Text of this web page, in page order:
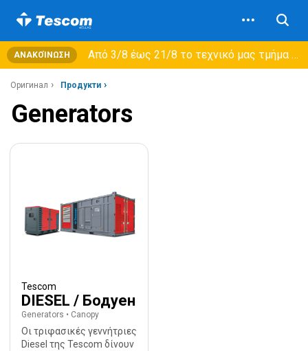
ΑΝΑΚΟΊΝΩΣΗ Από 3/8 έως 21/8 τo τεχνικό μας τμήμα θα εξυπηρετεί μόνο συμβόλαια συντήρησης και όχι νέες παραλαβές →
Оригинал Продукти
Generators
Tescom
DIESEL / Бодуен
Generators • Canopy
Οι τριφασικές γεννήτριες
Diesel της Tescom δίνουν